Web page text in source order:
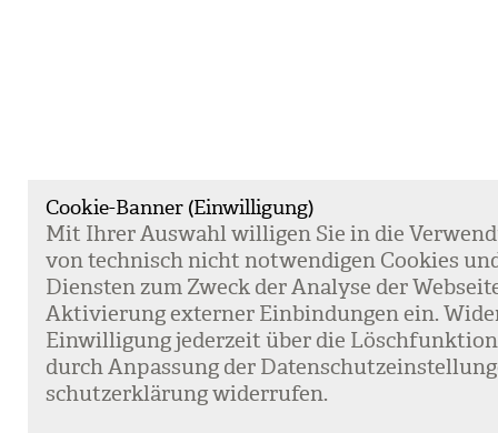
Cookie-Banner (Einwilligung)
Mit Ihrer Aus­wahl wil­li­gen Sie in die
von tech­nisch nicht not­wen­di­gen Coo­kies
Diens­ten zum Zweck der Ana­lyse der
Akti­vie­rung exter­ner Ein­bin­dun­gen ein.
Ein­wil­li­gung jeder­zeit über die
durch Anpas­sung der
schutz­er­klä­rung wider­ru­fen.